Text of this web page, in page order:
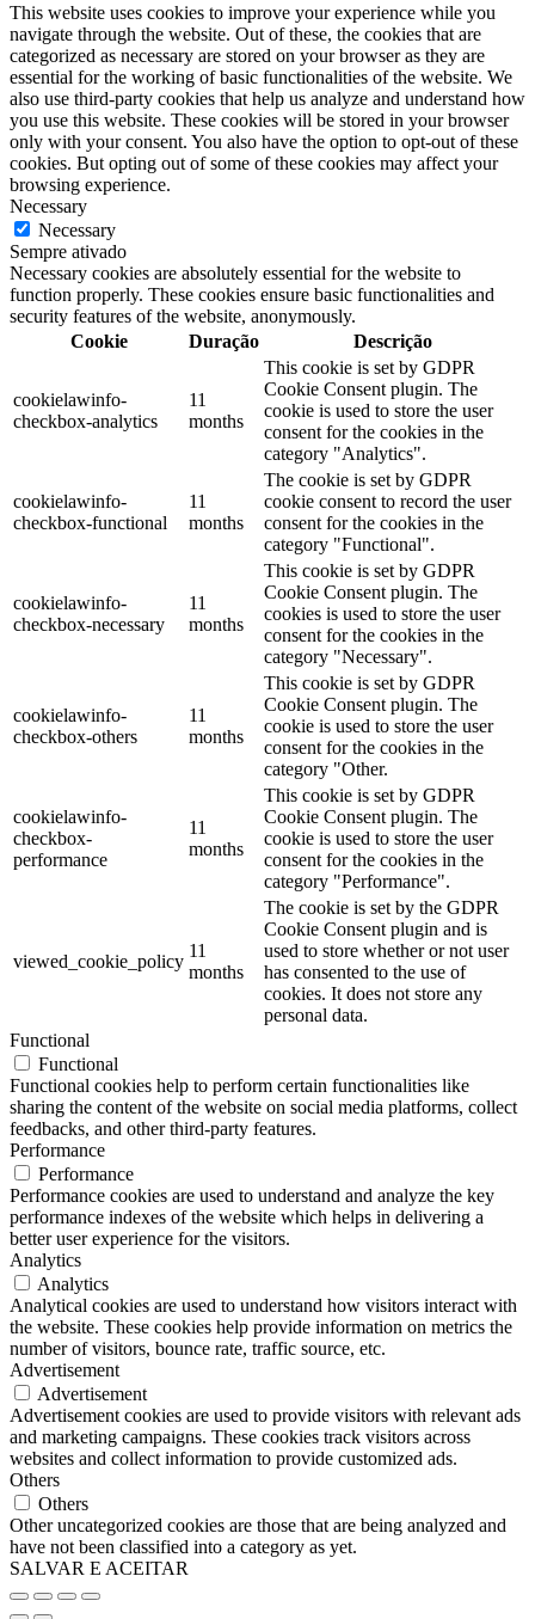
This website uses cookies to improve your experience while you
navigate through the website. Out of these, the cookies that are
categorized as necessary are stored on your browser as they are
essential for the working of basic functionalities of the website. We
also use third-party cookies that help us analyze and understand how
you use this website. These cookies will be stored in your browser
only with your consent. You also have the option to opt-out of these
cookies. But opting out of some of these cookies may affect your
browsing experience.
Necessary
Necessary
Sempre ativado
Necessary cookies are absolutely essential for the website to
function properly. These cookies ensure basic functionalities and
security features of the website, anonymously.
Cookie
Duração Descrição
cookielawinfo-
checkbox-analytics
11
months
This cookie is set by GDPR
Cookie Consent plugin. The
cookie is used to store the user
consent for the cookies in the
category "Analytics".
cookielawinfo-
checkbox-functional
11
months
The cookie is set by GDPR
cookie consent to record the user
consent for the cookies in the
category "Functional".
cookielawinfo-
checkbox-necessary
11
months
This cookie is set by GDPR
Cookie Consent plugin. The
cookies is used to store the user
consent for the cookies in the
category "Necessary".
cookielawinfo-
checkbox-others
11
months
This cookie is set by GDPR
Cookie Consent plugin. The
cookie is used to store the user
consent for the cookies in the
category "Other.
cookielawinfo-
checkbox-
performance
11
months
This cookie is set by GDPR
Cookie Consent plugin. The
cookie is used to store the user
consent for the cookies in the
category "Performance".
viewed_cookie_policy
11
months
The cookie is set by the GDPR
Cookie Consent plugin and is
used to store whether or not user
has consented to the use of
cookies. It does not store any
personal data.
Functional
Functional
Functional cookies help to perform certain functionalities like
sharing the content of the website on social media platforms, collect
feedbacks, and other third-party features.
Performance
Performance
Performance cookies are used to understand and analyze the key
performance indexes of the website which helps in delivering a
better user experience for the visitors.
Analytics
Analytics
Analytical cookies are used to understand how visitors interact with
the website. These cookies help provide information on metrics the
number of visitors, bounce rate, traffic source, etc.
Advertisement
Advertisement
Advertisement cookies are used to provide visitors with relevant ads
and marketing campaigns. These cookies track visitors across
websites and collect information to provide customized ads.
Others
Others
Other uncategorized cookies are those that are being analyzed and
have not been classified into a category as yet.
SALVAR E ACEITAR